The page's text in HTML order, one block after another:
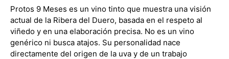
Protos 9 Meses es un vino tinto que muestra una visión
actual de la Ribera del Duero, basada en el respeto al
viñedo y en una elaboración precisa. No es un vino
genérico ni busca atajos. Su personalidad nace
directamente del origen de la uva y de un trabajo